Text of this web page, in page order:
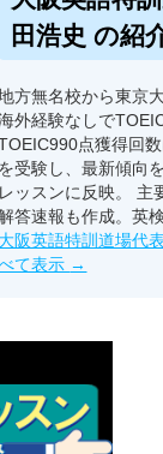
田浩史 の紹
方無名校から東京
外経験なしで
点獲得回
を受験し、最新傾向
レッスンに反映。 主
答速報も作成。英
大阪英語特訓道場代
て表示 →